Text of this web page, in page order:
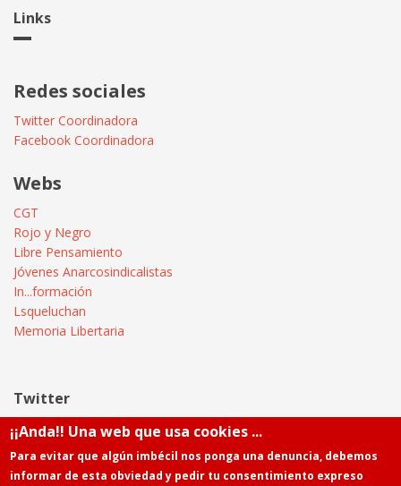
Links
Redes sociales
Twitter Coordinadora
Facebook Coordinadora
Webs
CGT
Rojo y Negro
Libre Pensamiento
Jóvenes Anarcosindicalistas
In...formación
Lsqueluchan
Memoria Libertaria
Twitter
Tweets by @Informatica_CGT
¡¡Anda!! Una web que usa cookies ...
Para evitar que algún imbécil nos ponga una denuncia, debemos
informar de esta obviedad y pedir tu consentimiento expreso